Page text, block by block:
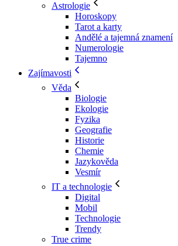
Astrologie
Horoskopy
Tarot a karty
Andělé a tajemná znamení
Numerologie
Tajemno
Zajímavosti
Věda
Biologie
Ekologie
Fyzika
Geografie
Historie
Chemie
Jazykověda
Vesmír
IT a technologie
Digital
Mobil
Technologie
Trendy
True crime